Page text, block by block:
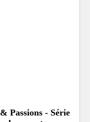
Passions - Série